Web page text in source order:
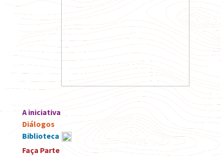
A iniciativa
Diálogos
Biblioteca
Faça Parte